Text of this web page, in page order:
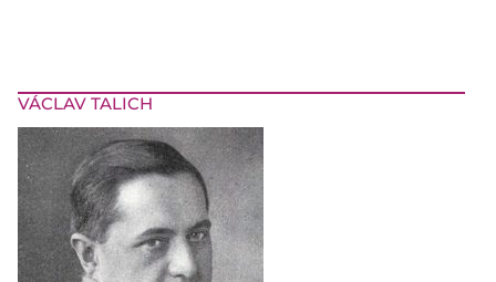
VÁCLAV TALICH